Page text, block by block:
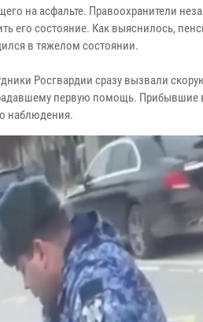
на асфальте. Правоохранители
его состояние. Как выяснилось,
в тяжелом состоянии.
Росгвардии сразу вызвали
первую помощь. Прибывшие
наблюдения.